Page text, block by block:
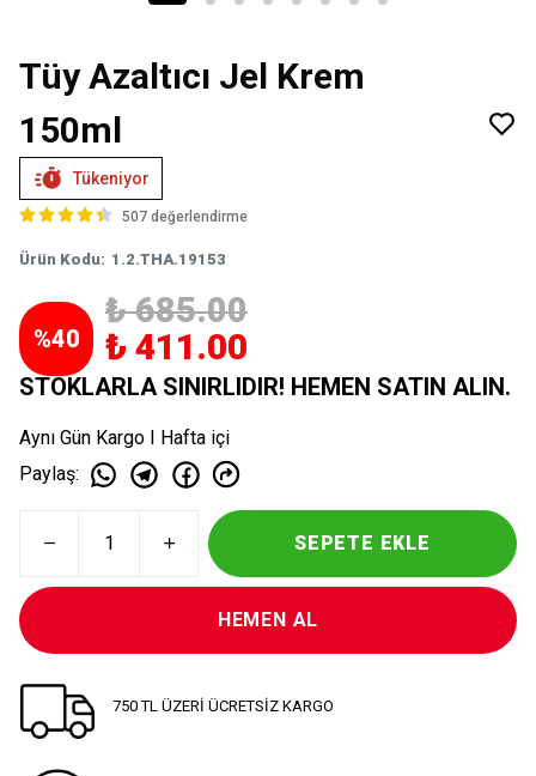
Tüy Azaltıcı Jel Krem
150ml
Tükeniyor
507 değerlendirme
Ürün Kodu: 1.2.THA.19153
%40
₺ 685.00
₺ 411.00
STOKLARLA SINIRLIDIR! HEMEN SATIN ALIN.
Aynı Gün Kargo I Hafta içi
Paylaş:
SEPETE EKLE
HEMEN AL
750 TL ÜZERİ ÜCRETSİZ KARGO